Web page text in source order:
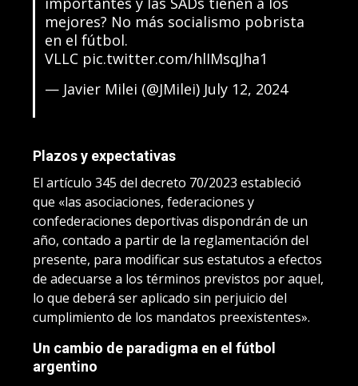
mejores? No más socialismo pobrista
en el fútbol.
VLLC pic.twitter.com/hlIMsqJha1
— Javier Milei (@JMilei) July 12, 2024
Plazos y expectativas
El artículo 345 del decreto 70/2023 estableció
que «las asociaciones, federaciones y
confederaciones deportivas dispondrán de un
año, contado a partir de la reglamentación del
presente, para modificar sus estatutos a efectos
de adecuarse a los términos previstos por aquel,
lo que deberá ser aplicado sin perjuicio del
cumplimiento de los mandatos preexistentes».
Un cambio de paradigma en el fútbol
argentino